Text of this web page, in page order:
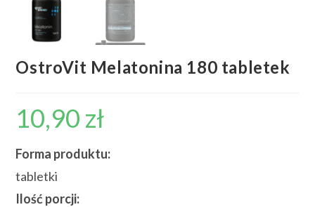
OstroVit Melatonina 180 tabletek
10,90 zł
Forma produktu:
tabletki
Ilość porcji: